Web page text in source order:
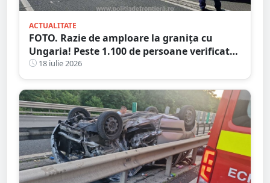
ACTUALITATE
FOTO. Razie de amploare la granița cu
Ungaria! Peste 1.100 de persoane verificate,
amenzi și dosare penale
18 iulie 2026